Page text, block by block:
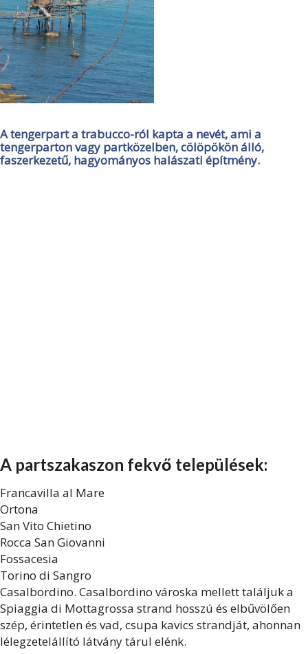
A tengerpart a trabucco-ról kapta a nevét, ami a
tengerparton vagy partközelben, cölöpökön álló,
faszerkezetű, hagyományos halászati építmény.
A partszakaszon fekvő települések:
Francavilla al Mare
Ortona
San Vito Chietino
Rocca San Giovanni
Fossacesia
Torino di Sangro
Casalbordino. Casalbordino városka mellett találjuk a
Spiaggia di Mottagrossa strand hosszú és elbűvölően
szép, érintetlen és vad, csupa kavics strandját, ahonnan
lélegzetelállító látvány tárul elénk.